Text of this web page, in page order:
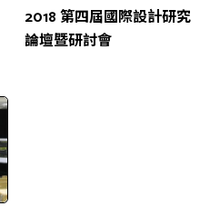
2018 第四屆國際設計研究
論壇暨研討會